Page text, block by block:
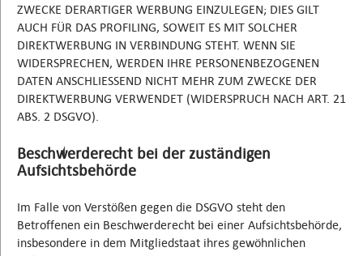
ZWECKE DERARTIGER WERBUNG EINZULEGEN; DIES GILT
AUCH FÜR DAS PROFILING, SOWEIT ES MIT SOLCHER
DIREKTWERBUNG IN VERBINDUNG STEHT. WENN SIE
WIDERSPRECHEN, WERDEN IHRE PERSONENBEZOGENEN
DATEN ANSCHLIESSEND NICHT MEHR ZUM ZWECKE DER
DIREKTWERBUNG VERWENDET (WIDERSPRUCH NACH ART. 21
ABS. 2 DSGVO).
Beschwerderecht bei der zuständigen
Aufsichtsbehörde
Im Falle von Verstößen gegen die DSGVO steht den
Betroffenen ein Beschwerderecht bei einer Aufsichtsbehörde,
insbesondere in dem Mitgliedstaat ihres gewöhnlichen